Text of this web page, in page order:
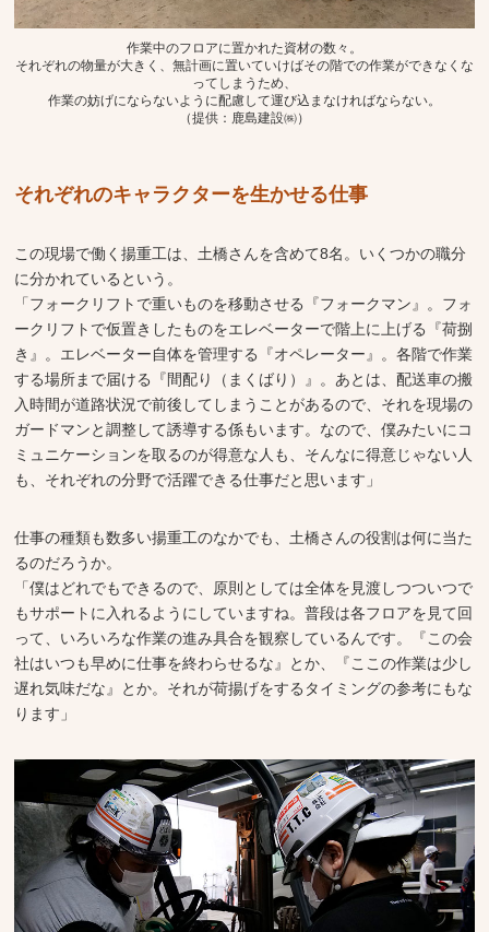
作業中のフロアに置かれた資材の数々。
それぞれの物量が大きく、無計画に置いていけばその階での作業ができなくな
ってしまうため、
作業の妨げにならないように配慮して運び込まなければならない。
（提供：鹿島建設㈱）
それぞれのキャラクターを生かせる仕事
この現場で働く揚重工は、土橋さんを含めて8名。いくつかの職分
に分かれているという。
「フォークリフトで重いものを移動させる『フォークマン』。フォ
ークリフトで仮置きしたものをエレベーターで階上に上げる『荷捌
き』。エレベーター自体を管理する『オペレーター』。各階で作業
する場所まで届ける『間配り（まくばり）』。あとは、配送車の搬
入時間が道路状況で前後してしまうことがあるので、それを現場の
ガードマンと調整して誘導する係もいます。なので、僕みたいにコ
ミュニケーションを取るのが得意な人も、そんなに得意じゃない人
も、それぞれの分野で活躍できる仕事だと思います」
仕事の種類も数多い揚重工のなかでも、土橋さんの役割は何に当た
るのだろうか。
「僕はどれでもできるので、原則としては全体を見渡しつついつで
もサポートに入れるようにしていますね。普段は各フロアを見て回
って、いろいろな作業の進み具合を観察しているんです。『この会
社はいつも早めに仕事を終わらせるな』とか、『ここの作業は少し
遅れ気味だな』とか。それが荷揚げをするタイミングの参考にもな
ります」